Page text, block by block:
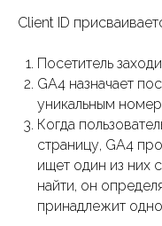
Client ID
Посетитель
GA4 назначает
уникальным
Когда
страницу, GA4
ищет один из них
найти, он
принадлежит